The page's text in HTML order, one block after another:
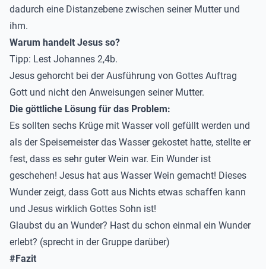
dadurch eine Distanzebene zwischen seiner Mutter und
ihm.
Warum handelt Jesus so?
Tipp: Lest Johannes 2,4b.
Jesus gehorcht bei der Ausführung von Gottes Auftrag
Gott und nicht den Anweisungen seiner Mutter.
Die göttliche Lösung für das Problem:
Es sollten sechs Krüge mit Wasser voll gefüllt werden und
als der Speisemeister das Wasser gekostet hatte, stellte er
fest, dass es sehr guter Wein war. Ein Wunder ist
geschehen! Jesus hat aus Wasser Wein gemacht! Dieses
Wunder zeigt, dass Gott aus Nichts etwas schaffen kann
und Jesus wirklich Gottes Sohn ist!
Glaubst du an Wunder? Hast du schon einmal ein Wunder
erlebt? (sprecht in der Gruppe darüber)
#Fazit